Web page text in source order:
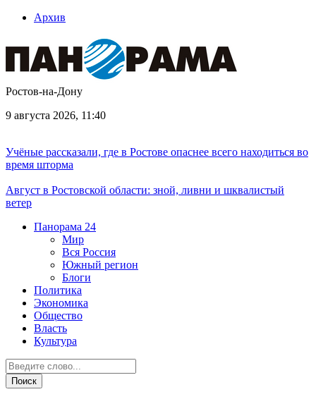
Архив
Ростов-на-Дону
9 августа 2026, 11:40
Учёные рассказали, где в Ростове опаснее всего находиться во
время шторма
Август в Ростовской области: зной, ливни и шквалистый
ветер
Панорама 24
Мир
Вся Россия
Южный регион
Блоги
Политика
Экономика
Общество
Власть
Культура